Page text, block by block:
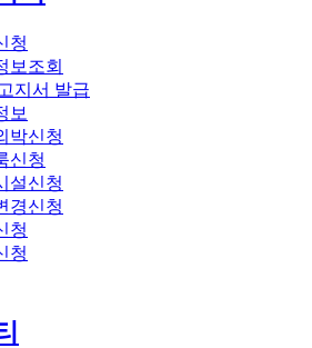
청
보조회
지서 발급
보
박신청
신청
설신청
경신청
청
청